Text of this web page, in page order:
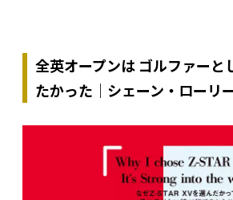
全英オープンは ゴルファーと
たかった｜シェーン・ローリ